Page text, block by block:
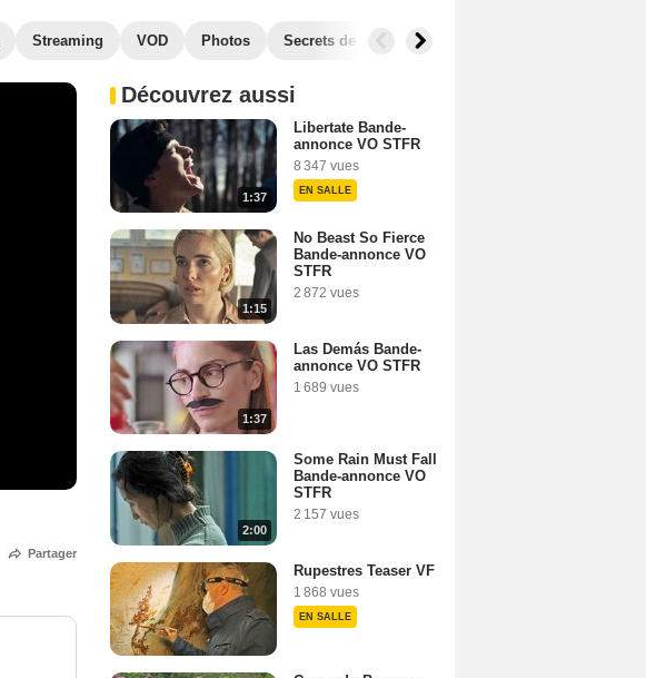
Streaming VOD Photos Secrets de tournage
Partager
Découvrez aussi
1:37
Libertate Bande-
annonce VO STFR
8 347 vues
EN SALLE
1:15
No Beast So Fierce
Bande-annonce VO
STFR
2 872 vues
1:37
Las Demás Bande-
annonce VO STFR
1 689 vues
2:00
Some Rain Must Fall
Bande-annonce VO
STFR
2 157 vues
Rupestres Teaser VF
1 868 vues
EN SALLE